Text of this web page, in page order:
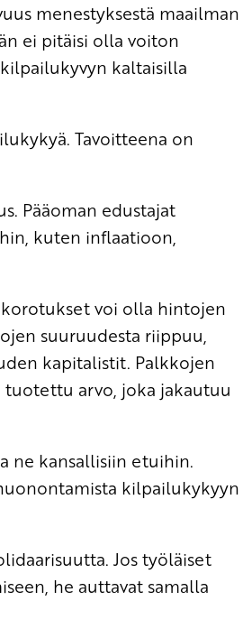
menestyksestä maailman
ei pitäisi olla voiton
kaltaisilla
Tavoitteena on
Pääoman edustajat
kuten inflaatioon,
voi olla hintojen
suuruudesta riippuu,
kapitalistit. Palkkojen
tuotettu arvo, joka jakautuu
ne kansallisiin etuihin.
kilpailukykyyn
Jos työläiset
he auttavat samalla